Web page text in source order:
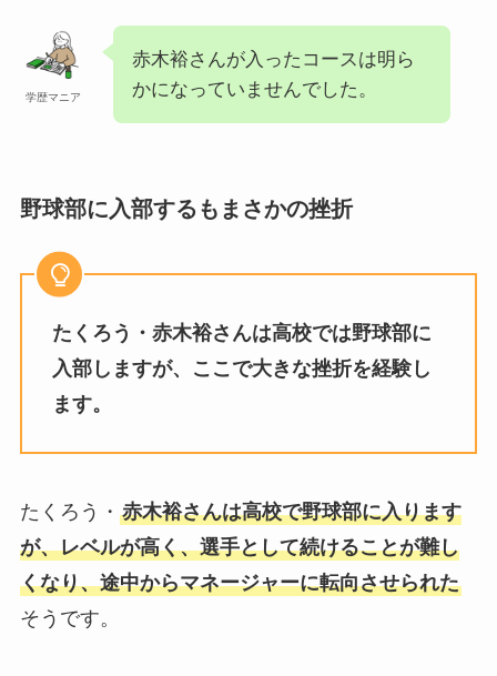
学歴マニア
赤木裕さんが入ったコースは明ら
かになっていませんでした。
野球部に入部するもまさかの挫折
たくろう・赤木裕さんは高校では野球部に
入部しますが、ここで大きな挫折を経験し
ます。
たくろう・ 赤木裕さんは高校で野球部に入ります
が、レベルが高く、選手として続けることが難し
くなり、途中からマネージャーに転向させられた
そうです。